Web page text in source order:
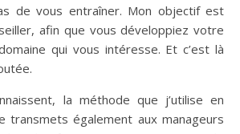
de vous entraîner. Mon objectif est
afin que vous développiez votre
qui vous intéresse. Et c’est là
la méthode que j’utilise en
transmets également aux manageurs